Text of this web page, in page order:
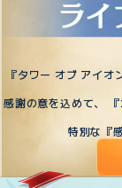
『タワー オブ アイ
感謝の意を込めて、
特別な『